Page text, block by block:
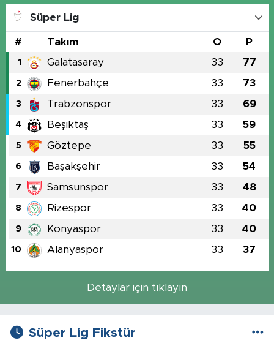
Süper Lig
# Takım O P
1 Galatasaray 33 77
2 Fenerbahçe 33 73
3 Trabzonspor 33 69
4 Beşiktaş 33 59
5 Göztepe 33 55
6 Başakşehir 33 54
7 Samsunspor 33 48
8 Rizespor 33 40
9 Konyaspor 33 40
10 Alanyaspor 33 37
Detaylar için tıklayın
Süper Lig Fikstür